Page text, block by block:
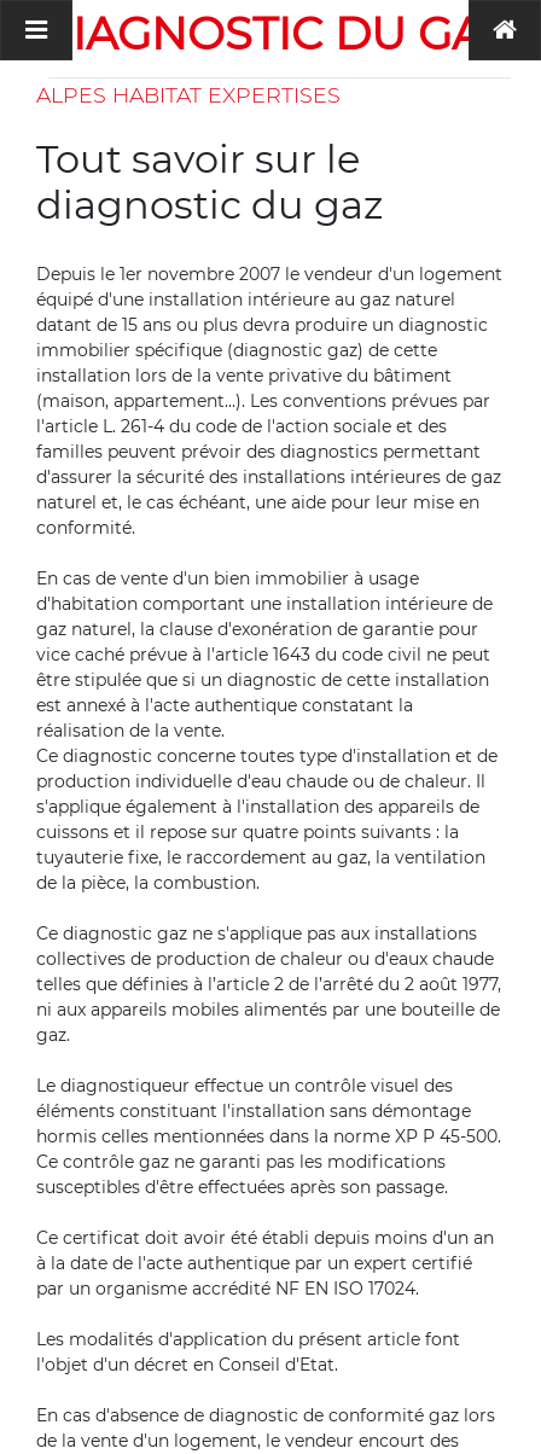
DIAGNOSTIC DU GAZ
ALPES HABITAT EXPERTISES
Tout savoir sur le
diagnostic du gaz
Depuis le 1er novembre 2007 le vendeur d'un logement
équipé d'une installation intérieure au gaz naturel
datant de 15 ans ou plus devra produire un diagnostic
immobilier spécifique (diagnostic gaz) de cette
installation lors de la vente privative du bâtiment
(maison, appartement...). Les conventions prévues par
l'article L. 261-4 du code de l'action sociale et des
familles peuvent prévoir des diagnostics permettant
d'assurer la sécurité des installations intérieures de gaz
naturel et, le cas échéant, une aide pour leur mise en
conformité.
En cas de vente d'un bien immobilier à usage
d'habitation comportant une installation intérieure de
gaz naturel, la clause d'exonération de garantie pour
vice caché prévue à l'article 1643 du code civil ne peut
être stipulée que si un diagnostic de cette installation
est annexé à l'acte authentique constatant la
réalisation de la vente.
Ce diagnostic concerne toutes type d'installation et de
production individuelle d'eau chaude ou de chaleur. Il
s'applique également à l'installation des appareils de
cuissons et il repose sur quatre points suivants : la
tuyauterie fixe, le raccordement au gaz, la ventilation
de la pièce, la combustion.
Ce diagnostic gaz ne s'applique pas aux installations
collectives de production de chaleur ou d'eaux chaude
telles que définies à l’article 2 de l’arrêté du 2 août 1977,
ni aux appareils mobiles alimentés par une bouteille de
gaz.
Le diagnostiqueur effectue un contrôle visuel des
éléments constituant l'installation sans démontage
hormis celles mentionnées dans la norme XP P 45-500.
Ce contrôle gaz ne garanti pas les modifications
susceptibles d'être effectuées après son passage.
Ce certificat doit avoir été établi depuis moins d'un an
à la date de l'acte authentique par un expert certifié
par un organisme accrédité NF EN ISO 17024.
Les modalités d'application du présent article font
l'objet d'un décret en Conseil d'Etat.
En cas d'absence de diagnostic de conformité gaz lors
de la vente d'un logement, le vendeur encourt des